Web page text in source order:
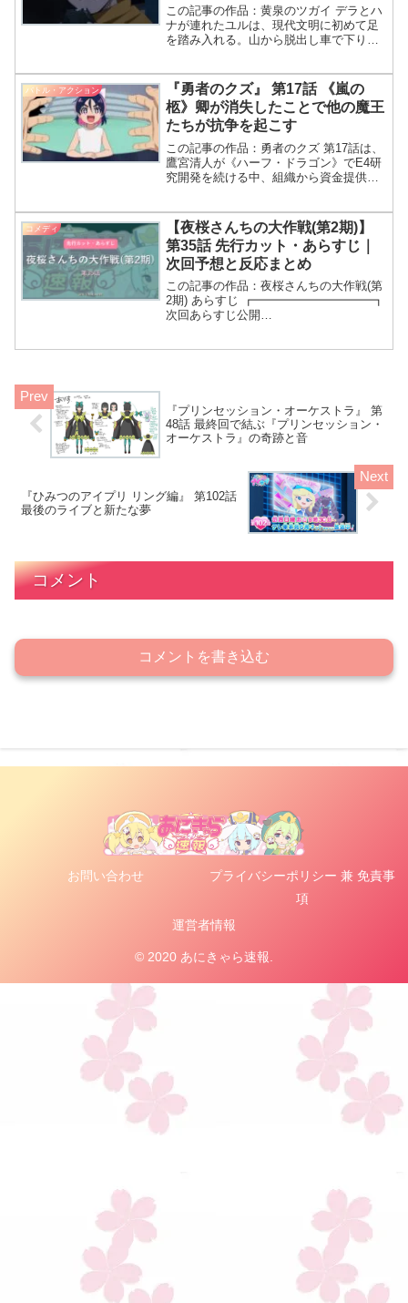
この記事の作品：黄泉のツガイ デラとハ
ナが連れたユルは、現代文明に初めて足
を踏み入れる。山から脱出し車で下りる
ラとハナが連れてきたユル、初めて現代
に来るって…だわね！
バトル・アクション
『勇者のクズ』 第17話 《嵐の
柩》卿が消失したことで他の魔王
たちが抗争を起こす
この記事の作品：勇者のクズ 第17話は、
鷹宮清人が《ハーフ・ドラゴン》でE4研
究開発を続ける中、組織から資金提供さ
は7年前に起きた衝撃的な事件を知り、東
京へ戻った一行が
コメディ
【夜桜さんちの大作戦(第2期)】
第35話 先行カット・あらすじ｜
次回予想と反応まとめ
この記事の作品：夜桜さんちの大作戦(第
2期) あらすじ ┏━━━━━━━━━━┓
次回あらすじ公開
『プリンセッション・オーケストラ』 第
48話 最終回で結ぶ『プリンセッション・
オーケストラ』の奇跡と音
『ひみつのアイプリ リング編』 第102話
最後のライブと新たな夢
コメント
コメントを書き込む
お問い合わせ
プライバシーポリシー 兼 免責事
項
運営者情報
© 2020 あにきゃら速報.